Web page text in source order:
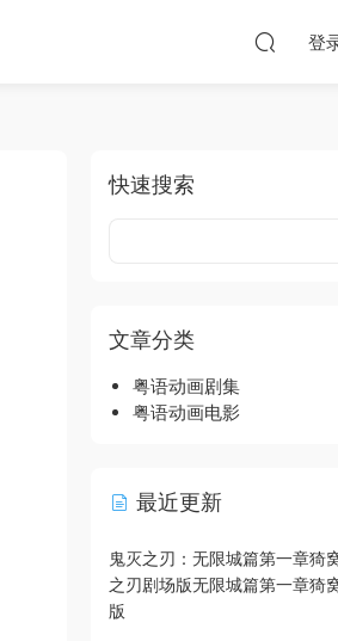
登
快速搜索
文章分类
粤语动画剧集
粤语动画电影
最近更新
鬼灭之刃：无限城篇第一章猗
之刃剧场版无限城篇第一章猗
版